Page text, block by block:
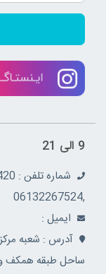
9 الی 21
,06132267524
ايميل :